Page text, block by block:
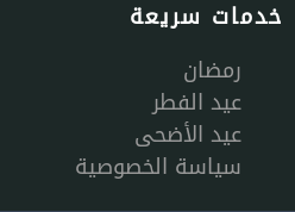
خدمات سريعة
رمضان
عيد الفطر
عيد الأضحى
سياسة الخصوصية